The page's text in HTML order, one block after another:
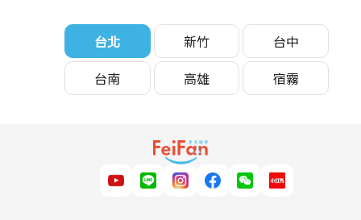
台北 新竹
台中
台南
高雄 宿霧